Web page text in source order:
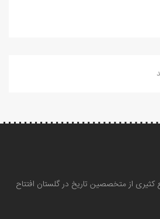
از متخصصین تاریخ در گلستان افتتاح